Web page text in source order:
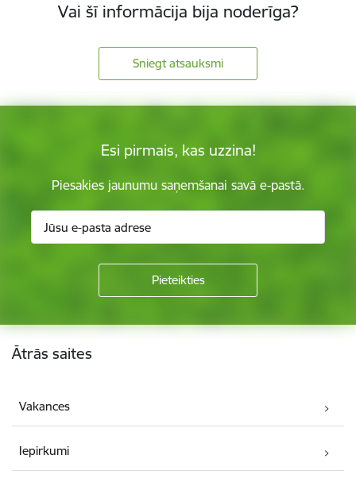
Vai šī informācija bija noderīga?
Sniegt atsauksmi
Esi pirmais, kas uzzina!
Piesakies jaunumu saņemšanai savā e-pastā.
Kājene
Ātrās saites
Vakances
Iepirkumi